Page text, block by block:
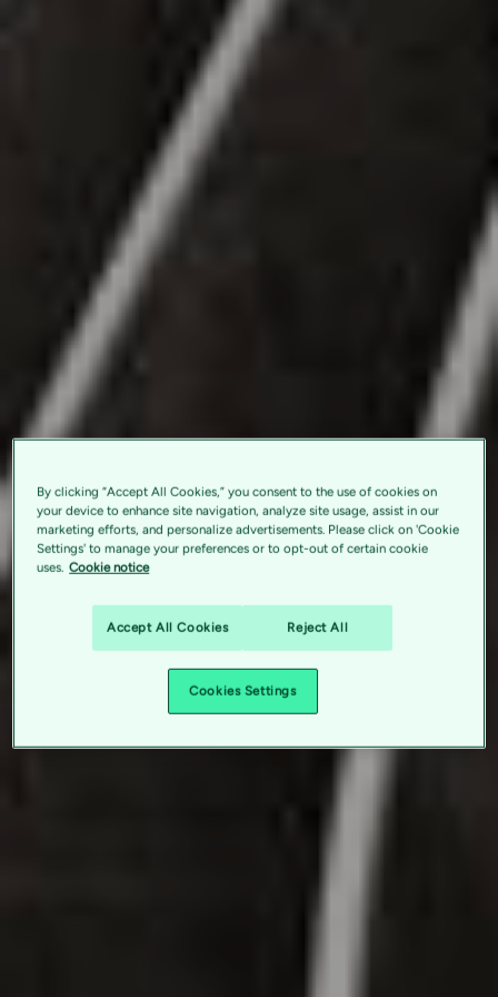
By clicking “Accept All Cookies,” you consent to the use of cookies on
your device to enhance site navigation, analyze site usage, assist in our
marketing efforts, and personalize advertisements. Please click on 'Cookie
Settings' to manage your preferences or to opt-out of certain cookie
uses. Cookie notice
Accept All Cookies Reject All
Cookies Settings